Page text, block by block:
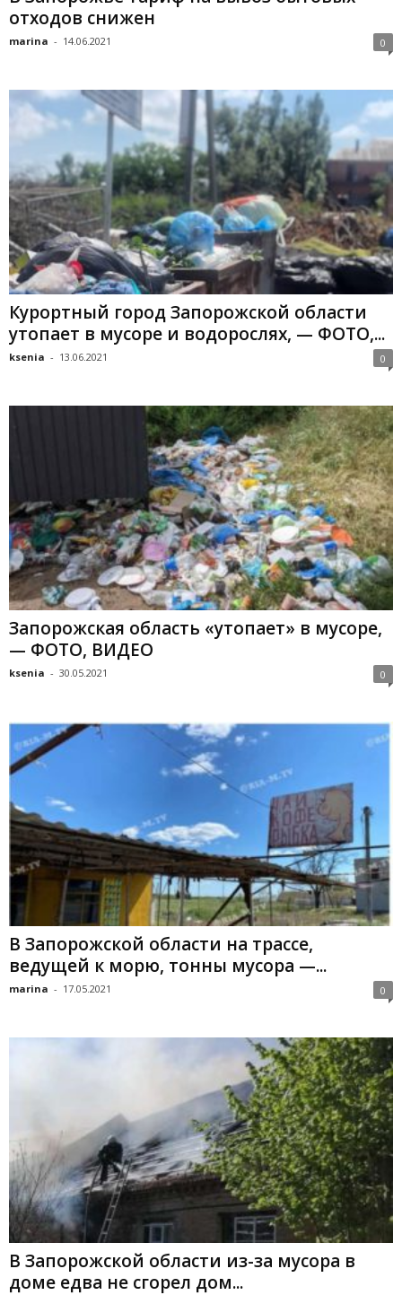
отходов снижен
marina - 14.06.2021 0
Курортный город Запорожской области
утопает в мусоре и водорослях, — ФОТО,...
ksenia - 13.06.2021 0
Запорожская область «утопает» в мусоре,
— ФОТО, ВИДЕО
ksenia - 30.05.2021 0
В Запорожской области на трассе,
ведущей к морю, тонны мусора —...
marina - 17.05.2021 0
В Запорожской области из-за мусора в
доме едва не сгорел дом...